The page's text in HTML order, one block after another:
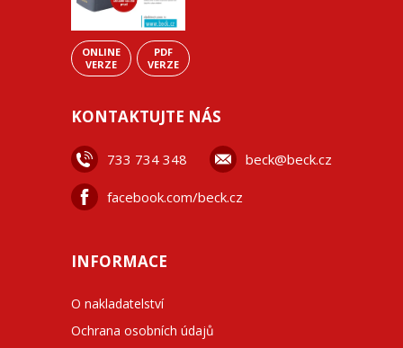
ONLINE
VERZE
PDF
VERZE
KONTAKTUJTE NÁS
733 734 348 beck@beck.cz
facebook.com/beck.cz
INFORMACE
O nakladatelství
Ochrana osobních údajů